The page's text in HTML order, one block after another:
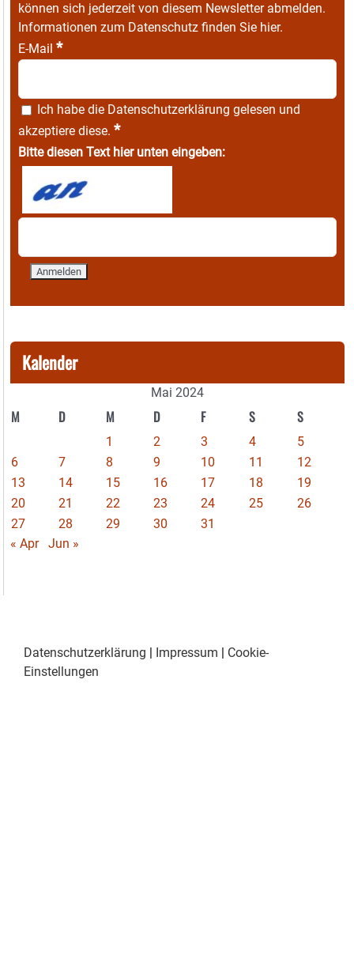
können sich jederzeit von diesem Newsletter abmelden.
Informationen zum Datenschutz finden Sie hier.
E-Mail *
Ich habe die Datenschutzerklärung gelesen und
akzeptiere diese. *
Bitte diesen Text hier unten eingeben:
Kalender
Mai 2024
M D M D F S S
1 2 3 4
5
6
7 8 9 10 11
12
13
14 15 16 17 18
19
20
21 22 23 24 25
26
27
28 29 30
31
« Apr
Jun »
Datenschutzerklärung Impressum
Cookie-
Einstellungen